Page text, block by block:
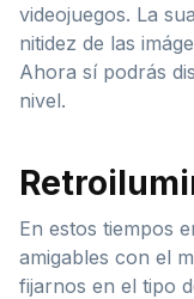
videojuegos. La
nitidez de las
Ahora sí podrás
nivel.
En estos tiempos
amigables con el
fijarnos en el tipo